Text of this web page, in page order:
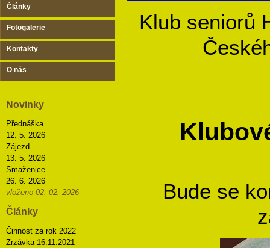
Články
Fotogalerie
Kontakty
O nás
Novinky
Přednáška
12. 5. 2026
Zájezd
13. 5. 2026
Smaženice
26. 6. 2026
vloženo 02. 02. 2026
Články
Činnost za rok 2022
Zrzávka 16.11.2021
Klub seniorů
Bude se